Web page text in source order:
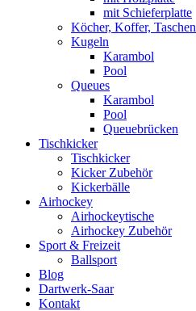
mit Schieferplatte
Köcher, Koffer, Taschen
Kugeln
Karambol
Pool
Queues
Karambol
Pool
Queuebrücken
Tischkicker
Tischkicker
Kicker Zubehör
Kickerbälle
Airhockey
Airhockeytische
Airhockey Zubehör
Sport & Freizeit
Ballsport
Blog
Dartwerk-Saar
Kontakt